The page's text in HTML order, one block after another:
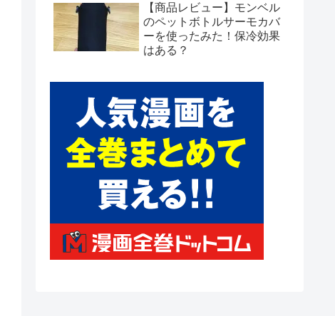
【商品レビュー】モンベル
のペットボトルサーモカバ
ーを使ったみた！保冷効果
はある？